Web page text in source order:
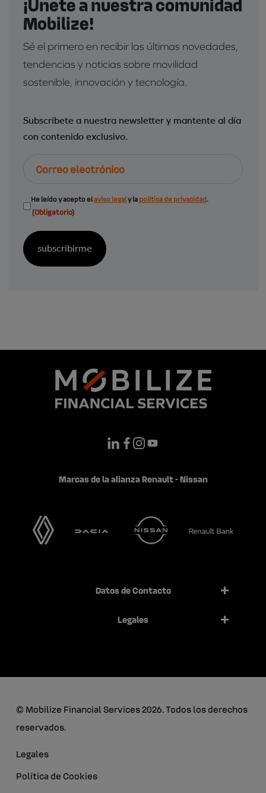
¡Únete a nuestra comunidad
Mobilize!
Sé el primero en recibir las últimas novedades,
tendencias y noticias sobre movilidad
sostenible, innovación y tecnología.
Subscríbete a nuestra newsletter y mantente al día
con contenido exclusivo.
Consentimiento
(Obligatorio)
He leído y acepto elaviso legaly la política de privacidad.
(Obligatorio)
Marcas de la alianza Renault - Nissan
Datos de Contacto
Legales
© Mobilize Financial Services 2026. Todos los derechos
reservados.
Legales
Política de Cookies